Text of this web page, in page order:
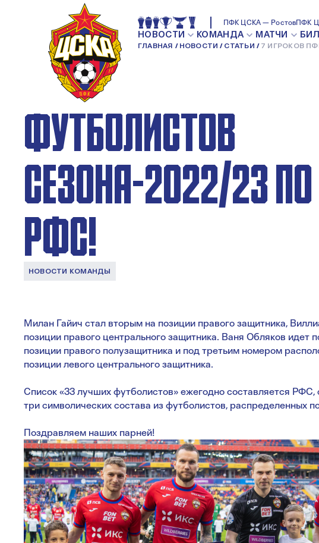
ПФК ЦСКА — РостовПФК
НОВОСТИ КОМАНДА МАТЧИ
ГЛАВНАЯ НОВОСТИ СТАТЬИ 7 ИГРОКОВ
7 ИГРОКОВ ПФК
СПИСКЕ 33-Х ЛУЧШИХ
ФУТБОЛИСТОВ
СЕЗОНА-2022/23 ПО
РФС!
НОВОСТИ КОМАНДЫ
Милан Гайич стал вторым на позиции правого защитника,
позиции правого центрального защитника. Ваня Обляков идет
позиции правого полузащитника и под третьим номером
позиции левого центрального защитника.
Список «33 лучших футболистов» ежегодно составляется РФС,
три символических состава из футболистов, распределенных
Поздравляем наших парней!